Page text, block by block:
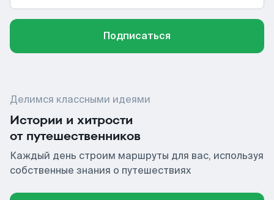
Подписаться
Делимся классными идеями
Истории и хитрости
от путешественников
Каждый день строим маршруты для вас, используя
собственные знания о путешествиях